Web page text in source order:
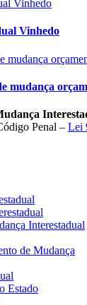
Vinhedo
mudança
Penal – Lei
Interestadual
de Mudança
Estado